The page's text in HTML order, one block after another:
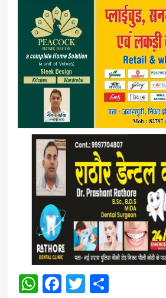
WhatsApp
Facebook
Twitter
Share